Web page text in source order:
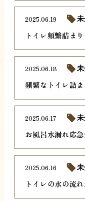
トイレ頻繁詰ま
2025.06.19
頻繁なトイレ詰
2025.06.18
お風呂水漏れ応
2025.06.17
トイレの水の流
2025.06.16